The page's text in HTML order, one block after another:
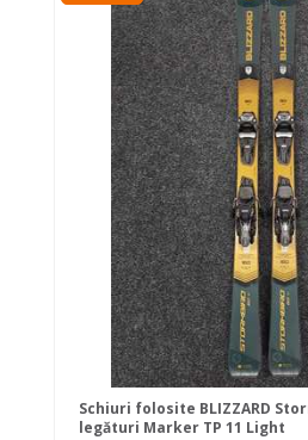
Schiuri folosite BLIZZARD
legături Marker TP 11 Light